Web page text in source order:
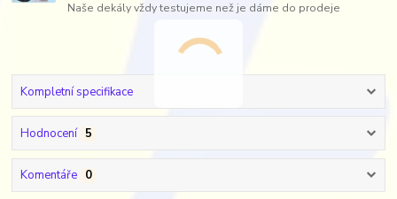
Naše dekály vždy testujeme než je dáme do prodeje
Kompletní specifikace
Hodnocení 5
Komentáře 0